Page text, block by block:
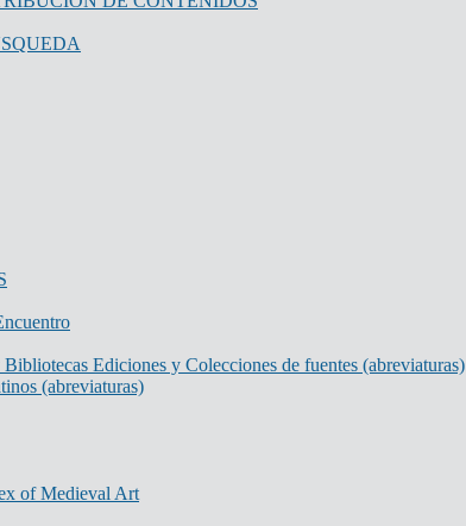
Ediciones y Colecciones de fuentes (abreviaturas)
(abreviaturas)
of Medieval Art